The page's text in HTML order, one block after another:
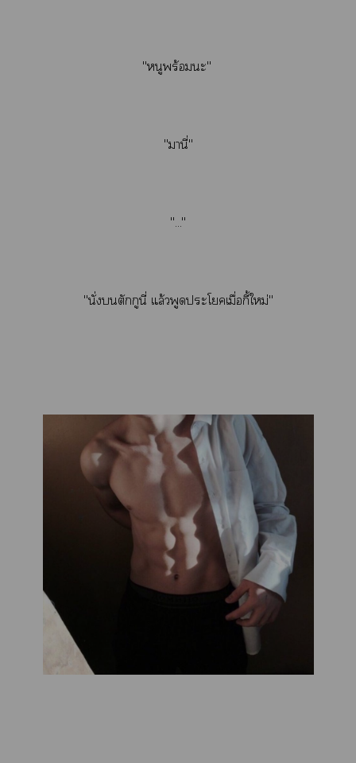
"หนูพร้อมะ"
"มานี่"
"..."
"นั่งตักกูนี่ แล้วพูดะโเมื่อกี้ใหม่"